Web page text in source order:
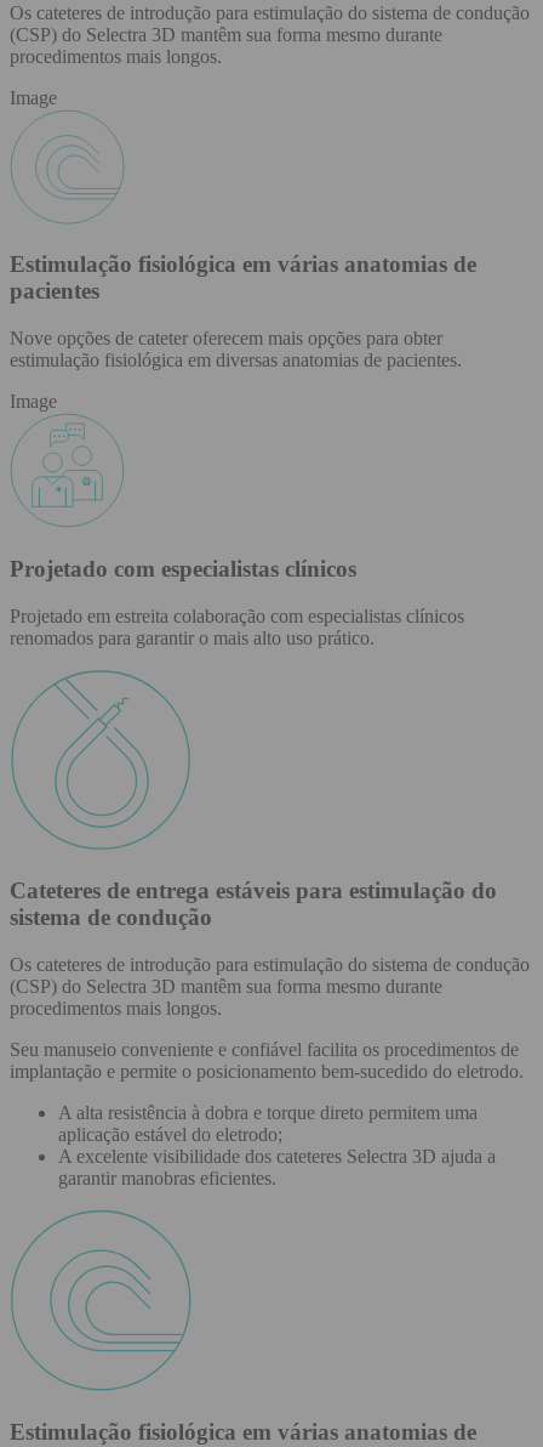
Os cateteres de introdução para estimulação do sistema de condução
(CSP) do Selectra 3D mantêm sua forma mesmo durante
procedimentos mais longos.
Image
Estimulação fisiológica em várias anatomias de
pacientes
Nove opções de cateter oferecem mais opções para obter
estimulação fisiológica em diversas anatomias de pacientes.
Image
Projetado com especialistas clínicos
Projetado em estreita colaboração com especialistas clínicos
renomados para garantir o mais alto uso prático.
Cateteres de entrega estáveis para estimulação do
sistema de condução
Os cateteres de introdução para estimulação do sistema de condução
(CSP) do Selectra 3D mantêm sua forma mesmo durante
procedimentos mais longos.
Seu manuseio conveniente e confiável facilita os procedimentos de
implantação e permite o posicionamento bem-sucedido do eletrodo.
A alta resistência à dobra e torque direto permitem uma
aplicação estável do eletrodo;
A excelente visibilidade dos cateteres Selectra 3D ajuda a
garantir manobras eficientes.
Estimulação fisiológica em várias anatomias de